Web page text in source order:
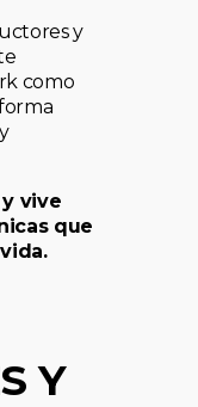
y
como
vive
que
Y